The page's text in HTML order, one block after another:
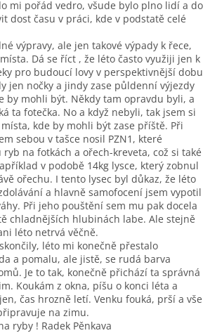
mi pořád vedro, všude bylo plno lidí a do
dost času v práci, kde v podstatě celé
výpravy, ale jen takové výpady k řece,
Dá se říct , že léto často využiji jen k
pro budoucí lovy v perspektivnější dobu
jen nočky a jindy zase půldenní výjezdy
by mohli být. Někdy tam opravdu byli, a
ta fotečka. No a když nebyli, tak jsem si
kde by mohli být zase příště. Při
sebou v tašce nosil PZN1, které
na fotkách a ořech-kreveta, což si také
v podobě 14kg lysce, který zobnul
ořechu. I tento lysec byl důkaz, že léto
a hlavně samofocení jsem vypotil
Při jeho pouštění sem mu pak docela
chladnějších hlubinách labe. Ale stejně
léto netrvá věčně.
léto mi konečně přestalo
a pomalu, ale jistě, se rudá barva
Je to tak, konečně přichází ta správná
Koukám z okna, píšu o konci léta a
čas hrozně letí. Venku fouká, prší a vše
na zimu.
ryby ! Radek Pěnkava